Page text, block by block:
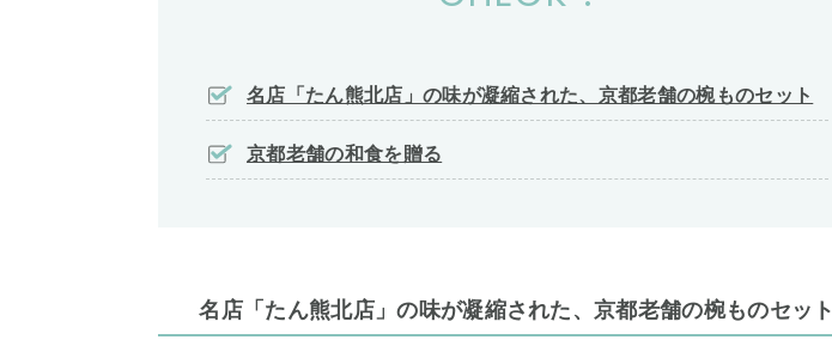
名店「たん熊北店」の味が凝縮された、京都老舗の椀ものセット
京都老舗の和食を贈る
名店「たん熊北店」の味が凝縮された、京都老舗の椀ものセット